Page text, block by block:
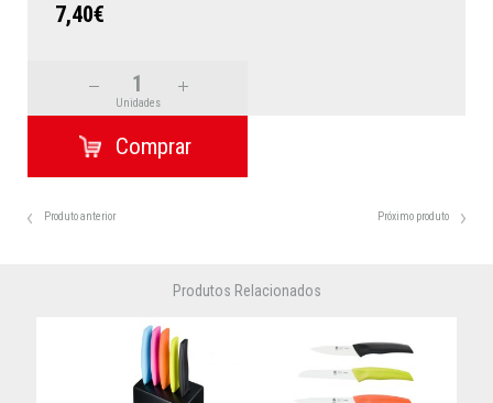
7,40€
Unidades
Produto anterior Próximo produto
Produtos Relacionados